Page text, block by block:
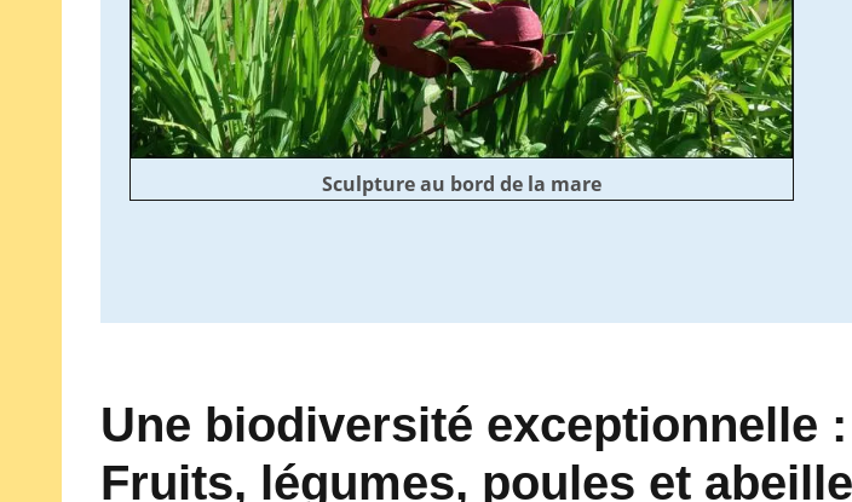
Sculpture au bord de la mare
Une biodiversité exceptionnelle :
Fruits, légumes, poules et